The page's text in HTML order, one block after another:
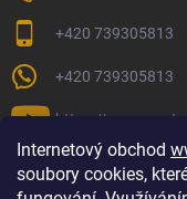
Internetový obchod
soubory cookies,
+420 739305813
+420 739305813
https://